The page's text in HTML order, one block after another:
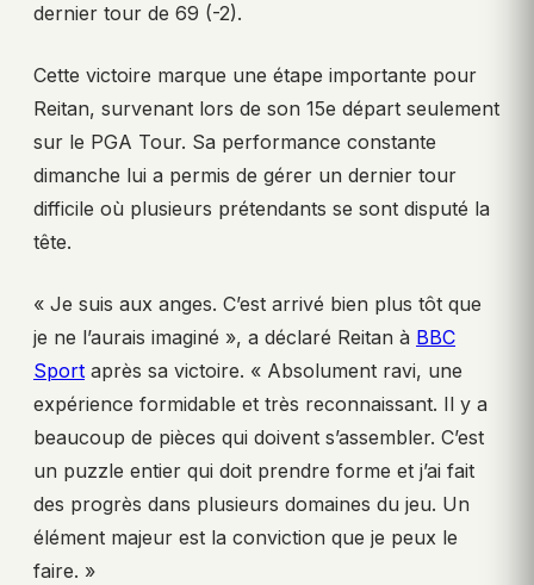
dernier tour de 69 (-2).
Cette victoire marque une étape importante pour
Reitan, survenant lors de son 15e départ seulement
sur le PGA Tour. Sa performance constante
dimanche lui a permis de gérer un dernier tour
difficile où plusieurs prétendants se sont disputé la
tête.
« Je suis aux anges. C’est arrivé bien plus tôt que
je ne l’aurais imaginé », a déclaré Reitan à BBC
Sport après sa victoire. « Absolument ravi, une
expérience formidable et très reconnaissant. Il y a
beaucoup de pièces qui doivent s’assembler. C’est
un puzzle entier qui doit prendre forme et j’ai fait
des progrès dans plusieurs domaines du jeu. Un
élément majeur est la conviction que je peux le
faire. »